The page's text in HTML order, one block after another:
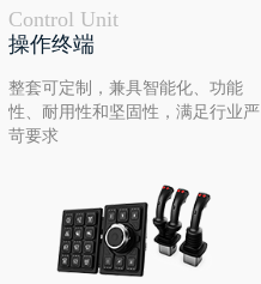
Control Unit
操作终端
整套可定制，兼具智能化、功能
性、耐用性和坚固性，满足行业严
苛要求